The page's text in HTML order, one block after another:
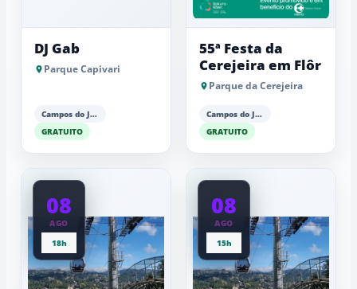
DJ Gab
Parque Capivari
Campos do Jordão
GRATUITO
55ª Festa da
Cerejeira em Flôr
Parque da Cerejeira
Campos do Jordão
GRATUITO
08
AGO
18h
08
AGO
15h